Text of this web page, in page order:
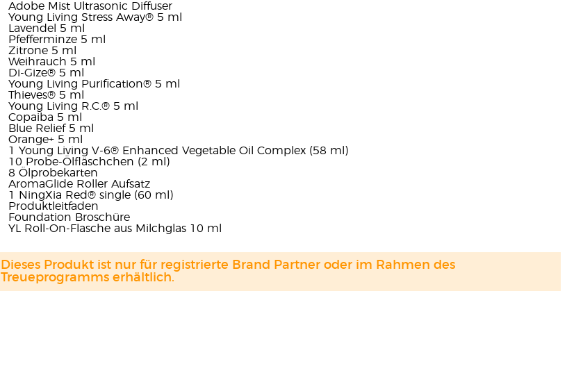
Adobe Mist Ultrasonic Diffuser
Young Living Stress Away® 5 ml
Lavendel 5 ml
Pfefferminze 5 ml
Zitrone 5 ml
Weihrauch 5 ml
Di-Gize® 5 ml
Young Living Purification® 5 ml
Thieves® 5 ml
Young Living R.C.® 5 ml
Copaiba 5 ml
Blue Relief 5 ml
Orange+ 5 ml
1 Young Living V-6® Enhanced Vegetable Oil Complex (58 ml)
10 Probe-Ölfläschchen (2 ml)
8 Ölprobekarten
AromaGlide Roller Aufsatz
1 NingXia Red® single (60 ml)
Produktleitfaden
Foundation Broschüre
YL Roll-On-Flasche aus Milchglas 10 ml
Dieses Produkt ist nur für registrierte Brand Partner oder im Rahmen des
Treueprogramms erhältlich.